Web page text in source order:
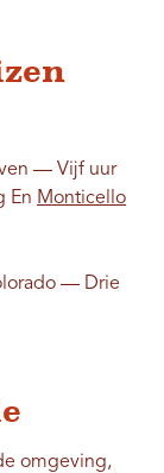
— Vijf uur
En Monticello
— Drie
omgeving,